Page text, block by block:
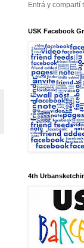
Entrá y compartí
USK Facebook
4th